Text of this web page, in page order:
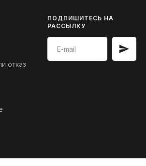
отказ
ПОДПИШИТЕСЬ НА
РАССЫЛКУ